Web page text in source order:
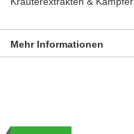
Mehr Informationen